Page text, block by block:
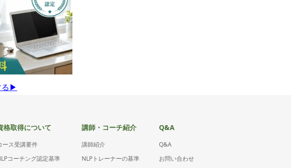
る▶︎
格取得について
ース受講要件
コーチング認定基準
講師・コーチ紹介
講師紹介
NLPトレーナーの基準
Q&A
Q&A
お問い合わせ